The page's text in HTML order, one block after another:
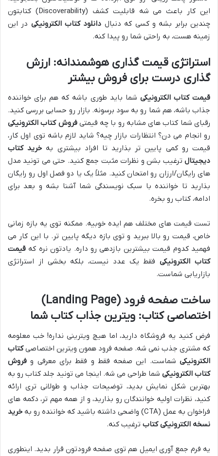
این کار باعث می شه قابلیت کشف (Discoverability) کتابتون
چندین برابر بشه و کسی که دنبال دانلود کتاب الکترونیکی در این
زمینه هست، به راحتی شما رو پیدا کنه.
استراتژی قیمت گذاری هوشمندانه: ارزش
گذاری درست برای فروش بیشتر
قیمت کتاب الکترونیکی شما باید طوری باشه که هم برای خواننده
جذاب باشه، هم شما رو به سود برسونه. بازار رو حسابی بررسی کنید.
رقبای شما کتاب های مشابه رو با چه قیمتیفروش کتاب الکترونیکی
رو انجام می دن؟ انتظارات بازار چیه؟ شاید لازم باشه توی اول کار،
قیمت رو کمی پایین تر بذارید تا افراد بیشتری به خرید کتاب
دیجیتال ترغیب بشن و نظرات مثبت جمع کنید. حتی می تونید مدل
های رایگان/ارزان رو امتحان کنید. مثلاً یک یا دو فصل اول رو رایگان
بذارید تا خواننده با سبک نویسندگی شما آشنا بشه و بعد برای
ادامه، کتاب رو بخره.
تست قیمت های مختلف هم ایده خوبیه. ممکنه توی یه بازه زمانی
خاص، قیمت رو بالا ببرید و توی بازه دیگه پایین تر. با این کار می
فهمید کدوم قیمت بیشترین بازدهی رو داره. یادتون نره که قیمت
کتاب الکترونیکیفقط یک عدد نیست، بلکه بخشی از استراتژی
بازاریابی شماست.
ساخت صفحه فرود (Landing Page)
اختصاصی کتاب: ویترین جذاب کتاب شما
فرض کنید یه فروشگاه دارید، اما هیچ ویترینی نداره! خب معلومه
که مشتری جذب نمی شه. صفحه فرود همون ویترین اختصاصیکتاب
الکترونیکی شماست. این صفحه فقط و فقط برای معرفی و فروش
کتاب الکترونیکی شما طراحی می شه. اینجا می تونید جلد کتاب رو به
بهترین شکل نمایش بدید، توضیحات جذاب و طولانی تری ارائه
کنید، نظرات اولیه خوانندگان رو بذارید، و از همه مهم تر، دکمه های
فراخوان به عمل (CTA) واضحی داشته باشید که خواننده رو به
خرید
نسخه الکترونیکی کتاب ترغیب کنه.
یه فرم جمع آوری ایمیل هم توی صفحه فرودتون قرار بدید. اینطوری